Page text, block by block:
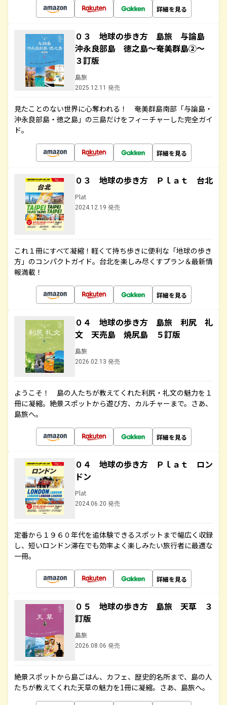
詳細を見る
０３ 地球の歩き方 島旅 与論島
沖永良部島 徳之島～奄美群島②～
３訂版
島旅
2025.12.11 発売
見たことのない世界に心奪われる！ 奄美群島南部「与論島・
沖永良部島・徳之島」の三島だけをフィーチャーした完全ガイ
ド。
詳細を見る
０３ 地球の歩き方 Ｐｌａｔ 台北
Plat
2024.12.19 発売
これ１冊にすべて凝縮！軽くて持ち歩きに便利な「地球の歩き
方」のコンパクトガイド。台北を楽しみ尽くすプラン＆最新情
報満載！
詳細を見る
０４ 地球の歩き方 島旅 利尻 礼
文 天売島 焼尻島 ５訂版
島旅
2026.02.13 発売
ようこそ！ 島の人たちが教えてくれた利尻・礼文の魅力を１
冊に凝縮。絶景スポットから遊び方、カルチャーまで。さあ、
島旅へ。
詳細を見る
０４ 地球の歩き方 Ｐｌａｔ ロン
ドン
Plat
2024.06.20 発売
定番から１９６０年代を追体験できるスポットまで幅広く収録
し、短いロンドン滞在でも効率よく楽しみたい旅行者に最適な
一冊。
詳細を見る
０５ 地球の歩き方 島旅 天草 ３
訂版
島旅
2026.08.06 発売
絶景スポットから島ごはん、カフェ、歴史的名所まで、島の人
たちが教えてくれた天草の魅力を1冊に凝縮。さあ、島旅へ。